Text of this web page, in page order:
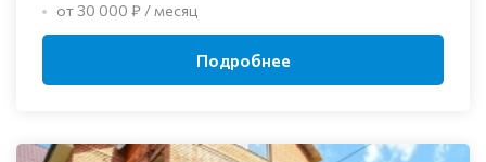
от 30 000 ₽ / месяц
Подробнее